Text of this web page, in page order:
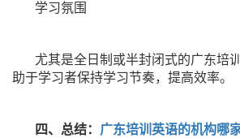
学习氛围
尤其是全日制或半封闭式的广东培
助于学习者保持学习节奏，提高效率。
四、总结： 广东培训英语的机构哪家